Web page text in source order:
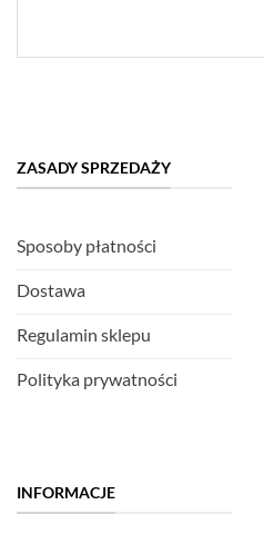
ZASADY SPRZEDAŻY
Sposoby płatności
Dostawa
Regulamin sklepu
Polityka prywatności
INFORMACJE